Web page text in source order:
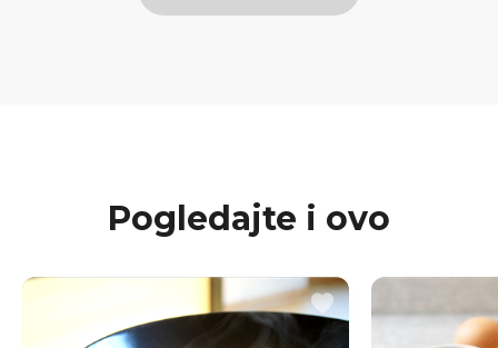
Pogledajte i ovo